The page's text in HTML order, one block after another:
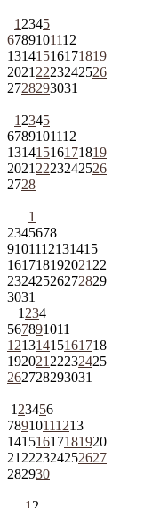
1 2345
6789101112
13141516171819
2021 2223242526
2728293031
1 2345
6789101112
13141516171819
2021 2223242526
2728
1
2345678
9101112131415
161718192021 22
23242526272829
3031
1 234
567891011
12131415161718
192021 22232425
262728293031
1 23456
78910111213
14151617181920
21 222324252627
282930